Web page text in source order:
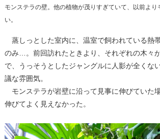
モンステラの壁。他の植物が茂りすぎていて、以前より
い。
蒸しっとした室内に、温室で飼われている熱
のみ…。前回訪れたときより、それぞれの木々
で、うっそうとしたジャングルに人影が全くな
議な雰囲気。
モンステラが岩壁に沿って見事に伸びていた
伸びてよく見えなかった。